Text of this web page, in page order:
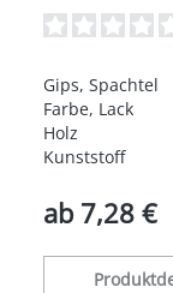
Gips, Spachtel
Farbe, Lack
Holz
Kunststoff
ab 7,28 €